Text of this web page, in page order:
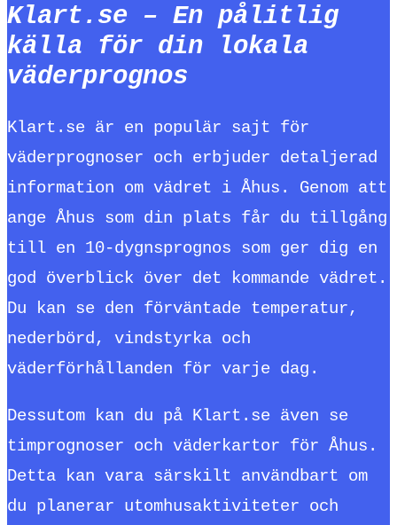
Klart.se – En pålitlig
källa för din lokala
väderprognos
Klart.se är en populär sajt för
väderprognoser och erbjuder detaljerad
information om vädret i Åhus. Genom att
ange Åhus som din plats får du tillgång
till en 10-dygnsprognos som ger dig en
god överblick över det kommande vädret.
Du kan se den förväntade temperatur,
nederbörd, vindstyrka och
väderförhållanden för varje dag.
Dessutom kan du på Klart.se även se
timprognoser och väderkartor för Åhus.
Detta kan vara särskilt användbart om
du planerar utomhusaktiviteter och